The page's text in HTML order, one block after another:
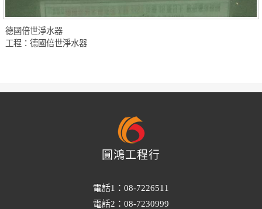
德國倍世淨水器
工程：德國倍世淨水器
圓鴻工程行
電話1：08-7226511
電話2：08-7230999